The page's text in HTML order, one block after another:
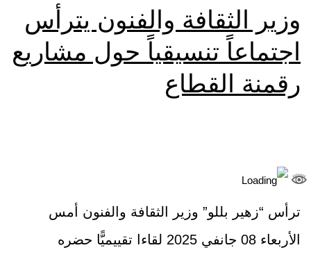
وزير الثقافة والفنون يترأس
اجتماعاً تنسيقياً حول مشاريع
رقمنة القطاع
ترأس “زهير بللو” وزير الثقافة والفنون أمس
الأربعاء 08 جانفي 2025 لقاءا تقييميًّا حضره